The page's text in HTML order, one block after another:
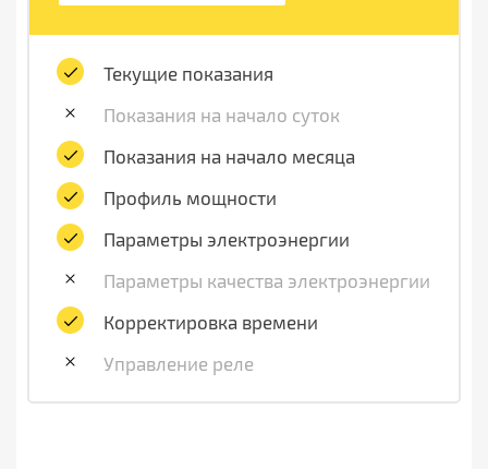
Текущие показания
Показания на начало суток
Показания на начало месяца
Профиль мощности
Параметры электроэнергии
Параметры качества электроэнергии
Корректировка времени
Управление реле